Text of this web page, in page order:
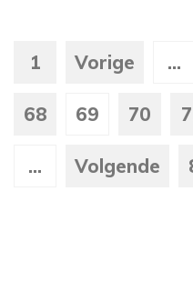
1 Vorige ...
68 69 70
... Volgende